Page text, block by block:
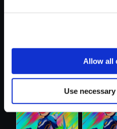
Allow all
Use
【単曲】